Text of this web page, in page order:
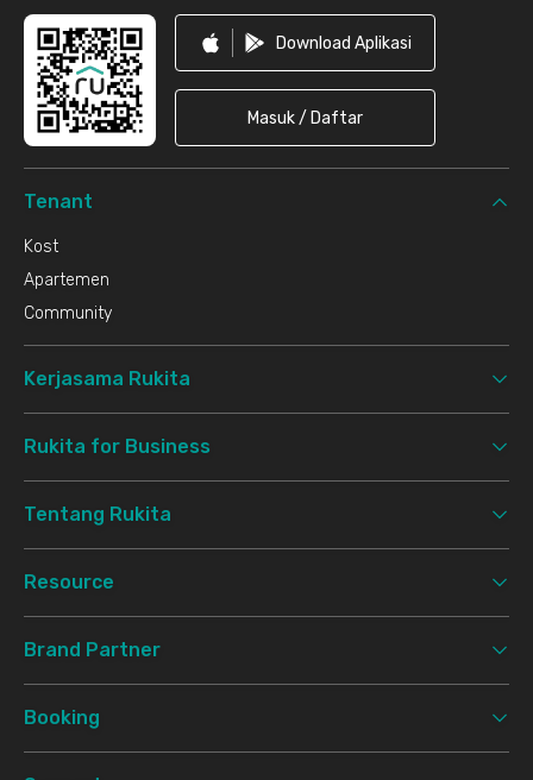
Download Aplikasi
Masuk / Daftar
Tenant
Kost
Apartemen
Community
Kerjasama Rukita
Rukita for Business
Tentang Rukita
Resource
Brand Partner
Booking